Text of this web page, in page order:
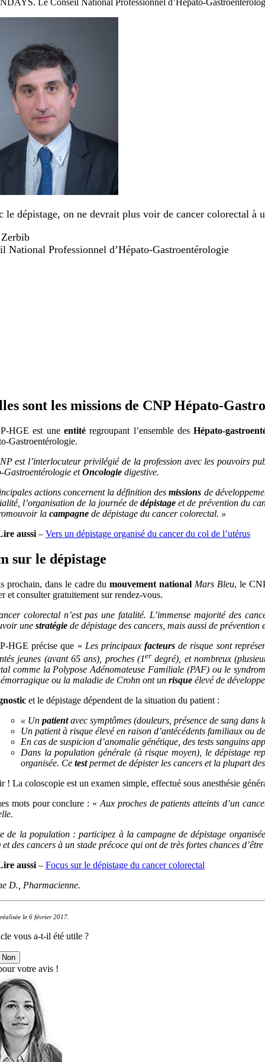
Le Conseil National Professionnel d’Hépato-
le dépistage, on ne devrait plus voir de cancer colorectal à
National Professionnel d’Hépato-Gastroentérologie
sont les missions de CNP Hépato-
HGE est une entitéregroupant l’ensemble desHépato-
Gastroentérologie.
est l’interlocuteur privilégié de la profession avec les pouvoirs
Gastroentérologie etOncologiedigestive.
actions concernent la définition desmissions de
l’organisation de la journée dedépistage et de prévention du
la campagnede dépistage du cancer colorectal. »
aussi– Vers un dépistage organisé du cancer du col de l’utérus
sur le dépistage
prochain, dans le cadre dumouvement national Mars Bleu, le
et consulter gratuitement sur rendez-vous.
colorectal n’est pas une fatalité. L’immense majorité des
une stratégiede dépistage des cancers, mais aussi de prévention
HGE précise que « Les principauxfacteurs de risque sont
jeunes (avant 65 ans), proches (1erdegré), et nombreux
comme la Polypose Adénomateuse Familiale (PAF) ou le
ou la maladie de Crohn ont un risqueélevé de
et le dépistage dépendent de la situation du patient :
« Un patientavec symptômes (douleurs, présence de sang
Un patient à risque élevé en raison d’antécédents familiaux ou
En cas de suspicion d’anomalie génétique, des tests sanguins
Dans la population générale (à risque moyen), le dépistage
organisée. Ce testpermet de dépister les cancers et la plupart
! La coloscopie est un examen simple, effectué sous anesthésie
mots pour conclure : « Aux proches de patients atteints d’un
de la population : participez à la campagne de dépistage
et des cancers à un stade précoce qui ont de très fortes chances
aussi– Focus sur le dépistage du cancer colorectal
D., Pharmacienne.
le 6 février 2017.
vous a-t-il été utile ?
Non
votre avis !